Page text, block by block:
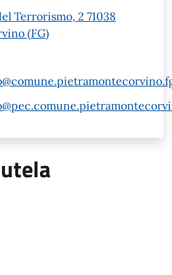
Terrorismo, 2 71038
(FG)